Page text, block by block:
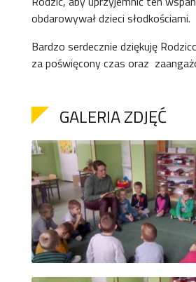
obdarowywał dzieci słodkościami.
Bardzo serdecznie dziękuję
za poświęcony czas oraz
GALERIA ZDJĘĆ